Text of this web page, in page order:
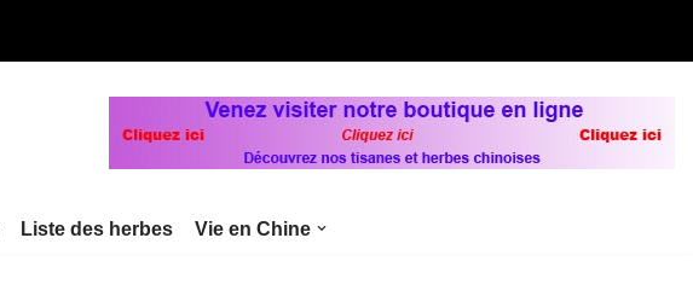
Liste des herbes Vie en Chine